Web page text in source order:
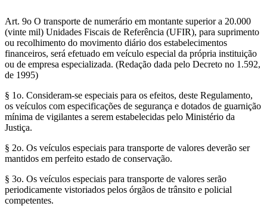
Art. 9o O transporte de numerário em montante superior a 20.000
(vinte mil) Unidades Fiscais de Referência (UFIR), para suprimento
ou recolhimento do movimento diário dos estabelecimentos
financeiros, será efetuado em veículo especial da própria instituição
ou de empresa especializada. (Redação dada pelo Decreto no 1.592,
de 1995)
§ 1o. Consideram-se especiais para os efeitos, deste Regulamento,
os veículos com especificações de segurança e dotados de guarnição
mínima de vigilantes a serem estabelecidas pelo Ministério da
Justiça.
§ 2o. Os veículos especiais para transporte de valores deverão ser
mantidos em perfeito estado de conservação.
§ 3o. Os veículos especiais para transporte de valores serão
periodicamente vistoriados pelos órgãos de trânsito e policial
competentes.